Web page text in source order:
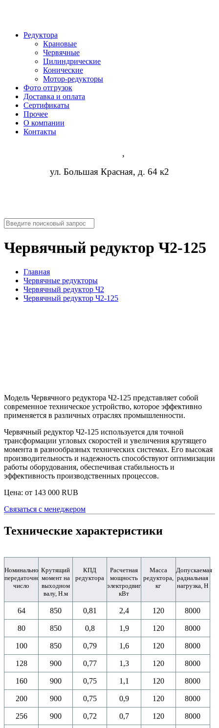
Редуктора
Крановые
Червячные
Цилиндрические
Конические
Мотор-редукторы
Фото отгрузок
Доставка и оплата
Сертификаты
Прочее
О компании
Контакты
,
ул. Большая Красная, д. 64 к2
Червячный редуктор Ч2-125
Главная
Червячные редукторы
Червячный редуктор Ч2
Червячный редуктор Ч2-125
Модель Червячного редуктора Ч2-125 представляет собой
современное техническое устройство, которое эффективно
применяется в различных отраслях промышленности.
Червячный редуктор Ч2-125 используется для точной
трансформации угловых скоростей и увеличения крутящего
момента в разнообразных технических системах. Его высокая
производительность и надежность способствуют оптимизации
работы оборудования, обеспечивая стабильность и
эффективность производственных процессов.
Цена: от 143 000 RUB
Связаться с менеджером
Технические характеристики
Номинальное
передаточное
число
Крутящий
момент на
выходном
валу, Н.м
КПД
редуктора
Расчетная
мощность
электродвигателя,
кВт
Масса
редуктора,
кг
Допускаемая
радиальная
нагрузка, Н
64 850 0,81 2,4 120 8000
80 850 0,8 1,9 120 8000
100 850 0,79 1,6 120 8000
128 900 0,77 1,3 120 8000
160 900 0,75 1,1 120 8000
200 900 0,75 0,9 120 8000
256 900 0,72 0,7 120 8000